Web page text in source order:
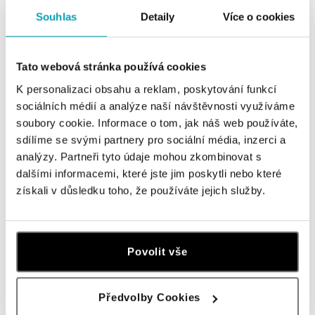
Souhlas Detaily Více o cookies
Tato webová stránka používá cookies
K personalizaci obsahu a reklam, poskytování funkcí
sociálních médií a analýze naší návštěvnosti využíváme
soubory cookie. Informace o tom, jak náš web používáte,
sdílíme se svými partnery pro sociální média, inzerci a
analýzy. Partneři tyto údaje mohou zkombinovat s
dalšími informacemi, které jste jim poskytli nebo které
získali v důsledku toho, že používáte jejich služby.
Povolit vše
Předvolby Cookies
tel.: +421 911 854 322, +421 917 869 485
ALOve OC Aupark, Bratislava
Einsteinova 3541/18, 851 01 Bratislava
tel.: +421917090556
dnes otvorené do 21:00
ALOve OC Eurovea, Bratislava
Pribinova 8, 811 09 Bratislava
tel.: +421917090467
dnes otvorené do 21:00
Ivanská cesta 16, 821 04 Bratislava
tel.: +421 917 090 372